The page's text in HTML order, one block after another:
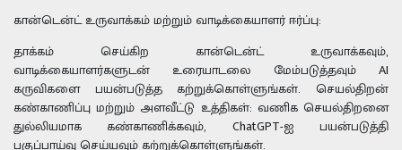
கான்டென்ட் உருவாக்கம் மற்றும் வாடிக்கையாளர் ஈர்ப்பு:
தாக்கம் செய்கிற கான்டென்ட் உருவாக்கவும்,
வாடிக்கையாளர்களுடன் உரையாடலை மேம்படுத்தவும் AI
கருவிகளை பயன்படுத்த கற்றுக்கொள்ளுங்கள். செயல்திறன்
கண்காணிப்பு மற்றும் அளவீட்டு உத்திகள்: வணிக செயல்திறனை
துல்லியமாக கண்காணிக்கவும், ChatGPT-ஐ பயன்படுத்தி
பகுப்பாய்வு செய்யவும் கற்றுக்கொள்ளுங்கள்.